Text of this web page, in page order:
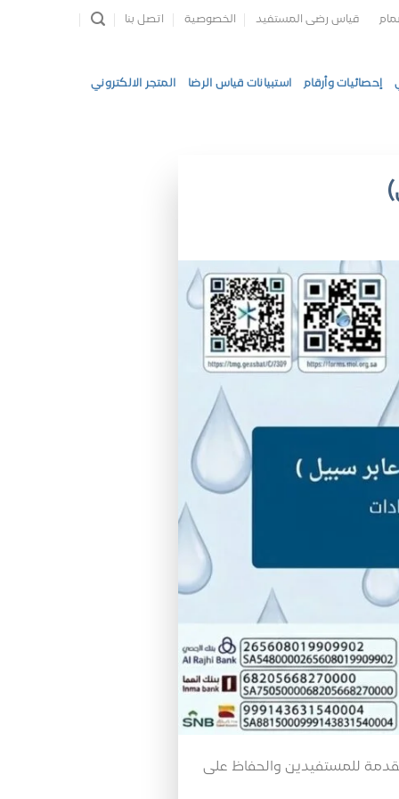
قياس رضى المستفيد الخصوصية اتصل بنا
إحصائيات وأرقام استبيانات قياس الرضا المتجر الالكتروني
للمستفيدين والحفاظ على